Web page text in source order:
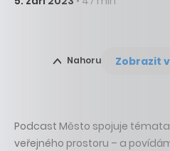
Nahoru Zobrazit
Podcast Město spojuje
veřejného prostoru – a